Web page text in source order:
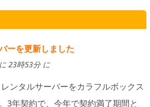
ーを更新しました
23時53分 に
ンタルサーバーをカラフルボックス
3年契約で、今年で契約満了期間と